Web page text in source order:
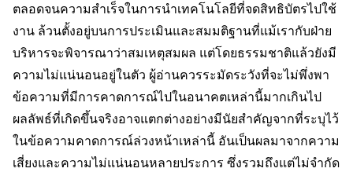
ตลอดจนความสำเร็จในการนำเทคโนโลยีที่จดสิทธิบัตรไปใช้
งาน ล้วนตั้งอยู่บนการประเมินและสมมติฐานที่แม้เรากับฝ่าย
บริหารจะพิจารณาว่าสมเหตุสมผล แต่โดยธรรมชาติแล้วยังมี
ความไม่แน่นอนอยู่ในตัว ผู้อ่านควรระมัดระวังที่จะไม่พึ่งพา
ข้อความที่มีการคาดการณ์ไปในอนาคตเหล่านี้มากเกินไป
ผลลัพธ์ที่เกิดขึ้นจริงอาจแตกต่างอย่างมีนัยสำคัญจากที่ระบุไว้
ในข้อความคาดการณ์ล่วงหน้าเหล่านี้ อันเป็นผลมาจากความ
เสี่ยงและความไม่แน่นอนหลายประการ ซึ่งรวมถึงแต่ไม่จำกัด